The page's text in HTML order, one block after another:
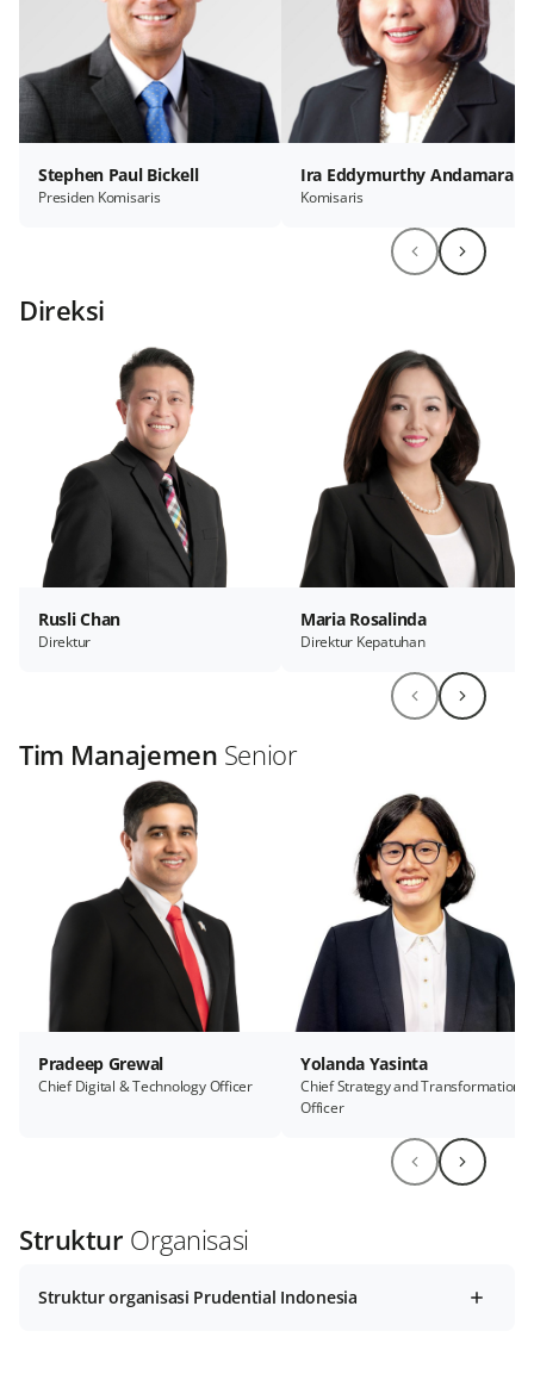
Stephen Paul Bickell
Presiden Komisaris
Ira Eddymurthy Andamara
Komisaris
Direksi
Rusli Chan
Direktur
Maria Rosalinda
Direktur Kepatuhan
Tim Manajemen Senior
Pradeep Grewal
Chief Digital & Technology Officer
Yolanda Yasinta
Chief Strategy and Transformation
Officer
Struktur Organisasi
Struktur organisasi Prudential Indonesia